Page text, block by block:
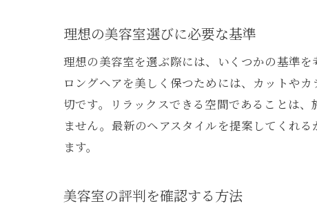
理想の美容室選びに必要な基準
理想の美容室を選ぶ際には、いくつかの基準
ロングヘアを美しく保つためには、カットや
切です。リラックスできる空間であることは
ません。最新のヘアスタイルを提案してくれ
ます。
美容室の評判を確認する方法